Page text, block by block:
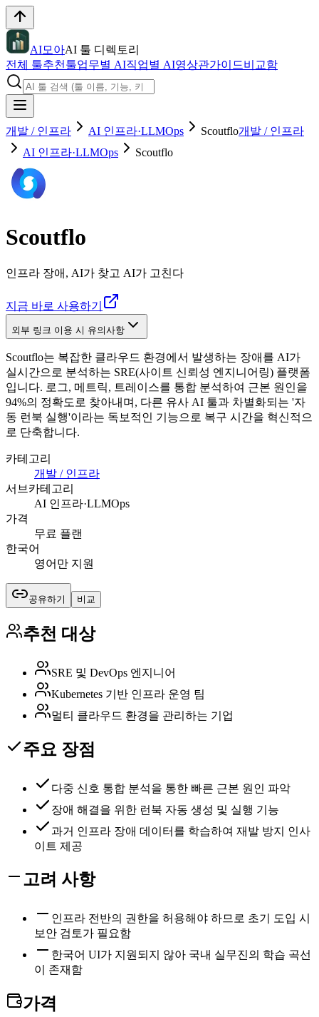
AI모아AI 툴 디렉토리
전체 툴추천툴업무별 AI직업별 AI영상관가이드비교함
개발 / 인프라 AI 인프라·LLMOps Scoutflo개발 / 인프라
AI 인프라·LLMOps
Scoutflo
Scoutflo
인프라 장애, AI가 찾고 AI가 고친다
지금 바로 사용하기
외부 링크 이용 시 유의사항
Scoutflo는 복잡한 클라우드 환경에서 발생하는 장애를 AI가
실시간으로 분석하는 SRE(사이트 신뢰성 엔지니어링) 플랫폼
입니다. 로그, 메트릭, 트레이스를 통합 분석하여 근본 원인을
94%의 정확도로 찾아내며, 다른 유사 AI 툴과 차별화되는 '자
동 런북 실행'이라는 독보적인 기능으로 복구 시간을 혁신적으
로 단축합니다.
카테고리
개발 / 인프라
서브카테고리
AI 인프라·LLMOps
가격
무료 플랜
한국어
영어만 지원
공유하기 비교
추천 대상
SRE 및 DevOps 엔지니어
Kubernetes 기반 인프라 운영 팀
멀티 클라우드 환경을 관리하는 기업
주요 장점
다중 신호 통합 분석을 통한 빠른 근본 원인 파악
장애 해결을 위한 런북 자동 생성 및 실행 기능
과거 인프라 장애 데이터를 학습하여 재발 방지 인사
이트 제공
고려 사항
인프라 전반의 권한을 허용해야 하므로 초기 도입 시
보안 검토가 필요함
한국어 UI가 지원되지 않아 국내 실무진의 학습 곡선
이 존재함
가격